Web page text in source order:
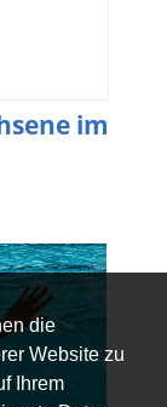
die
Website zu
Ihrem
im